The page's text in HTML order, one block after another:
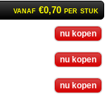
vanaf €0,70 per stuk
nu kopen
nu kopen
nu kopen